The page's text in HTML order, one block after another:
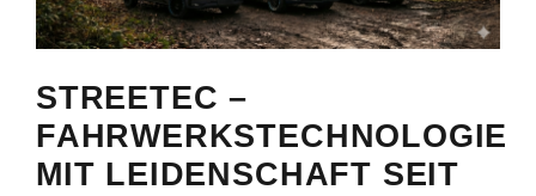
STREETEC –
FAHRWERKSTECHNOLOGIE
MIT LEIDENSCHAFT SEIT